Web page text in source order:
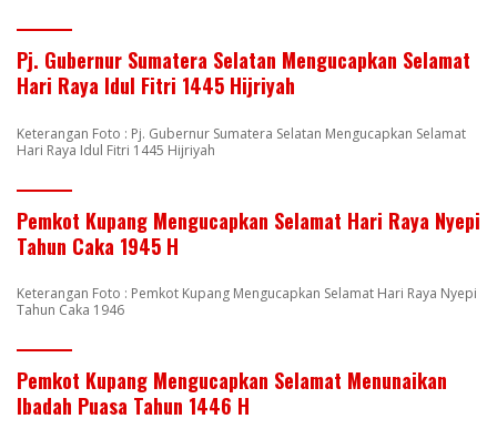
Pj. Gubernur Sumatera Selatan Mengucapkan Selamat
Hari Raya Idul Fitri 1445 Hijriyah
Keterangan Foto : Pj. Gubernur Sumatera Selatan Mengucapkan Selamat
Hari Raya Idul Fitri 1445 Hijriyah
Pemkot Kupang Mengucapkan Selamat Hari Raya Nyepi
Tahun Caka 1945 H
Keterangan Foto : Pemkot Kupang Mengucapkan Selamat Hari Raya Nyepi
Tahun Caka 1946
Pemkot Kupang Mengucapkan Selamat Menunaikan
Ibadah Puasa Tahun 1446 H